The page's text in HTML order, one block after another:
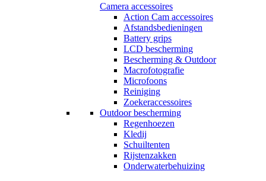
Camera accessoires
Action Cam accessoires
Afstandsbedieningen
Battery grips
LCD bescherming
Bescherming & Outdoor
Macrofotografie
Microfoons
Reiniging
Zoekeraccessoires
Outdoor bescherming
Regenhoezen
Kledij
Schuiltenten
Rijstenzakken
Onderwaterbehuizing